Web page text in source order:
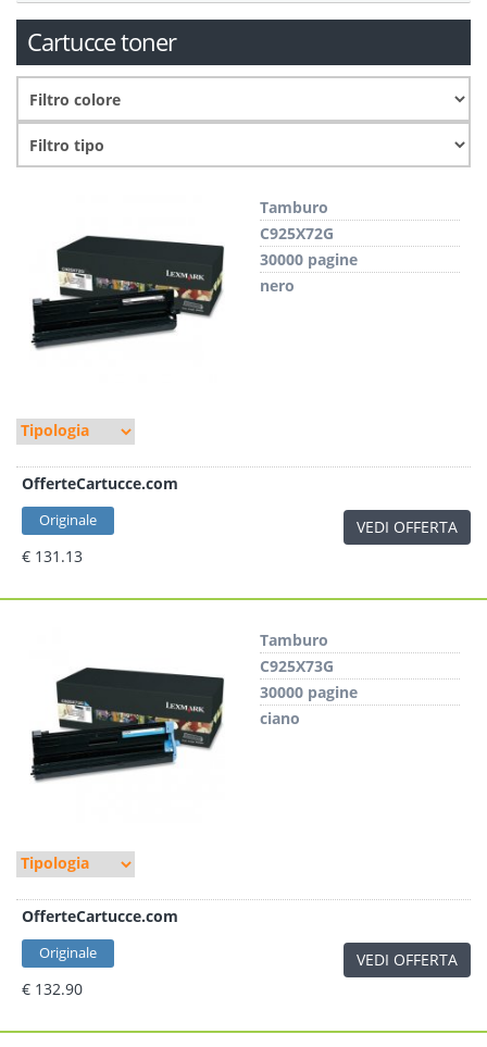
Cartucce toner
Tamburo
C925X72G
30000 pagine
nero
OfferteCartucce.com
Originale
€ 131.13
VEDI OFFERTA
Tamburo
C925X73G
30000 pagine
ciano
OfferteCartucce.com
Originale
€ 132.90
VEDI OFFERTA